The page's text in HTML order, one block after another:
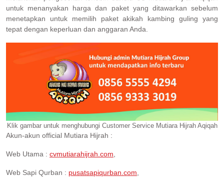
untuk menanyakan harga dan paket yang ditawarkan sebelum
menetapkan untuk memilih paket akikah kambing guling yang
tepat dengan keperluan dan anggaran Anda.
Klik gambar untuk menghubungi Customer Service Mutiara Hijrah Aqiqah
Akun-akun official Mutiara Hijrah :
Web Utama : cvmutiarahijrah.com
Web Sapi Qurban : pusatsapiqurban.com